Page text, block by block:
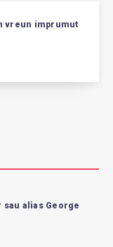
vreun imprumut
alias George